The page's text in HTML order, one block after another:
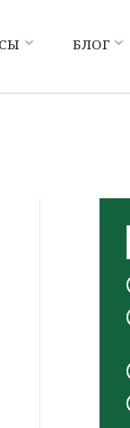
БЛОГ